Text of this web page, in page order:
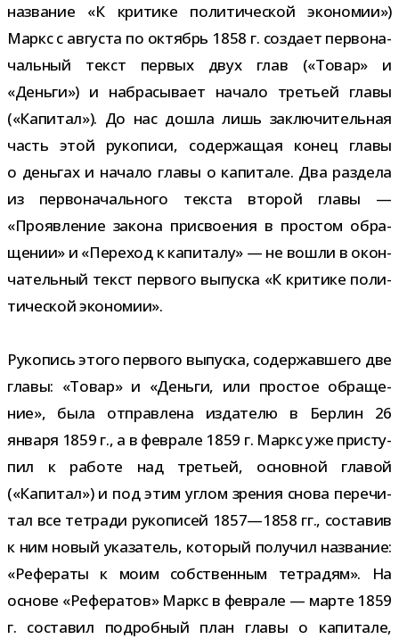
назва­ние «К кри­тике поли­ти­че­ской эко­но­мии»)
Маркс с авгу­ста по октябрь 1858 г. создает пер­во­на­
чаль­ный текст пер­вых двух глав («Товар» и
«Деньги») и набра­сы­вает начало тре­тьей главы
(«Капитал»). До нас дошла лишь заклю­чи­тель­ная
часть этой руко­писи, содер­жа­щая конец главы
о день­гах и начало главы о капи­тале. Два раз­дела
из пер­во­на­чаль­ного тек­ста вто­рой главы —
«Проявление закона при­сво­е­ния в про­стом обра­
ще­нии» и «Переход к капи­талу» — не вошли в окон­
ча­тель­ный текст пер­вого выпуска «К кри­тике поли­
ти­че­ской экономии».
Рукопись этого пер­вого выпуска, содер­жав­шего две
главы: «Товар» и «Деньги, или про­стое обра­ще­
ние», была отправ­лена изда­телю в Берлин 26
января 1859 г., а в фев­рале 1859 г. Маркс уже при­сту­
пил к работе над тре­тьей, основ­ной гла­вой
(«Капитал») и под этим углом зре­ния снова пере­чи­
тал все тет­ради руко­пи­сей 1857—1858 гг., соста­вив
к ним новый ука­за­тель, кото­рый полу­чил назва­ние:
«Рефераты к моим соб­ствен­ным тет­ра­дям». На
основе «Рефератов» Маркс в фев­рале — марте 1859
г. соста­вил подроб­ный план главы о капи­тале,